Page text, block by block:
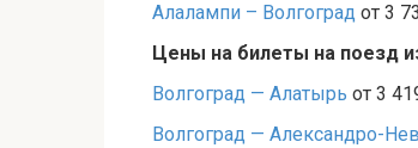
Алалампи – Волгоград от 3
Цены на билеты на поезд
Волгоград — Алатырь от 3
Волгоград — Александро-